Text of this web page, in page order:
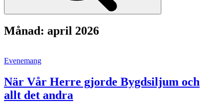
Månad: april 2026
Kategorilänkar
Evenemang
När Vår Herre gjorde Bygdsiljum och
allt det andra